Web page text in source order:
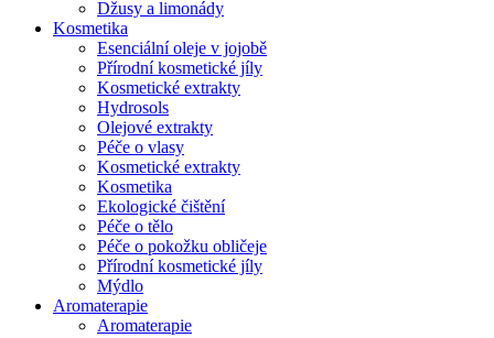
Džusy a limonády
Kosmetika
Esenciální oleje v jojobě
Přírodní kosmetické jíly
Kosmetické extrakty
Hydrosols
Olejové extrakty
Péče o vlasy
Kosmetické extrakty
Kosmetika
Ekologické čištění
Péče o tělo
Péče o pokožku obličeje
Přírodní kosmetické jíly
Mýdlo
Aromaterapie
Aromaterapie